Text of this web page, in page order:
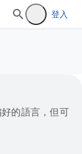
登入
的語言，但可